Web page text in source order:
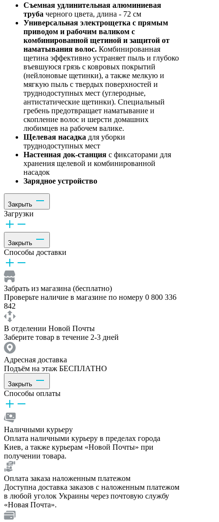
Съемная удлинительная алюминиевая
труба черного цвета, длина - 72 см
Универсальная электрощетка с прямым
приводом и рабочим валиком с
комбинированной щетиной и защитой от
наматывания волос. Комбинированная
щетина эффективно устраняет пыль и глубоко
въевшуюся грязь с ковровых покрытий
(нейлоновые щетинки), а также мелкую и
мягкую пыль с твердых поверхностей и
труднодоступных мест (углеродные,
антистатические щетинки). Специальный
гребень предотвращает наматывание и
скопление волос и шерсти домашних
любимцев на рабочем валике.
Щелевая насадка для уборки
труднодоступных мест
Настенная док-станция с фиксаторами для
хранения щелевой и комбинированной
насадок
Зарядное устройство
Закрыть
Загрузки
Закрыть
Способы доставки
Забрать из магазина (бесплатно)
Проверьте наличие в магазине по номеру 0 800 336
842
В отделении Новой Почты
Заберите товар в течение 2-3 дней
Адресная доставка
Подъём на этаж БЕСПЛАТНО
Закрыть
Способы оплаты
Наличными курьеру
Оплата наличными курьеру в пределах города
Киев, а также курьерам «Новой Почты» при
получении товара.
Оплата заказа наложенным платежом
Доступна доставка заказов с наложенным платежом
в любой уголок Украины через почтовую службу
«Новая Почта».